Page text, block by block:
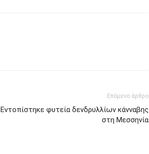
Επόμενο άρθρο
Εντοπίστηκε φυτεία δενδρυλλίων κάνναβης
στη Μεσσηνία